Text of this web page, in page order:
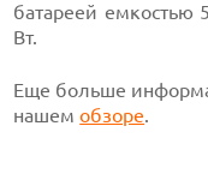
батареей емкостью
Вт.
Еще больше
нашемобзоре.